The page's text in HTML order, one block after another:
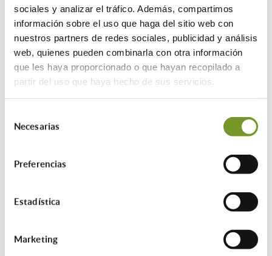
sociales y analizar el tráfico. Además, compartimos
información sobre el uso que haga del sitio web con
nuestros partners de redes sociales, publicidad y análisis
web, quienes pueden combinarla con otra información
que les haya proporcionado o que hayan recopilado a
partir del uso que haya hecho de sus servicios.
Necesarias
Preferencias
Estadística
Marketing
En edificios, se exige acuerdo previo de
la comunidad y que al menos el 30 % de
las viviendas sean residencia habitual.
¿Cuál es la cuantía de las ayudas?
La subvención cubrirá hasta el 60 % del
coste total de la actuación (ampliable en
ciertos casos) y con los siguientes límites
por tipo de vivienda:
vivienda en viviendas unifamiliares.
Hasta 9.000 € por vivienda, más 90 €/m²
de superficie construida de locales